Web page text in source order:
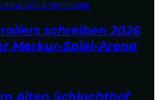
schreiben 2026
Merkur-Spiel-Arena
Alten Schlachthof